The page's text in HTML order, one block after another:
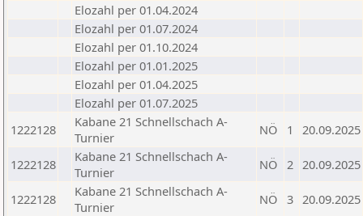
Elozahl per 01.04.2024
Elozahl per 01.07.2024
Elozahl per 01.10.2024
Elozahl per 01.01.2025
Elozahl per 01.04.2025
Elozahl per 01.07.2025
1222128
Kabane 21 Schnellschach A-
Turnier
NÖ 1 20.09.2025
1222128
Kabane 21 Schnellschach A-
Turnier
NÖ 2 20.09.2025
1222128
Kabane 21 Schnellschach A-
Turnier
NÖ 3 20.09.2025